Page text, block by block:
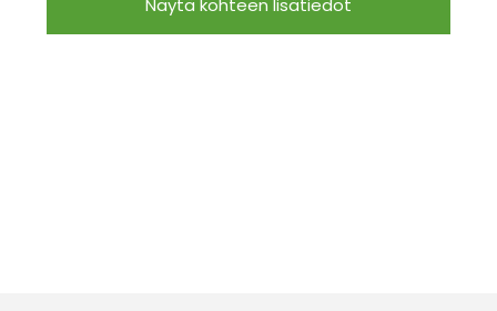
Näytä kohteen lisätiedot